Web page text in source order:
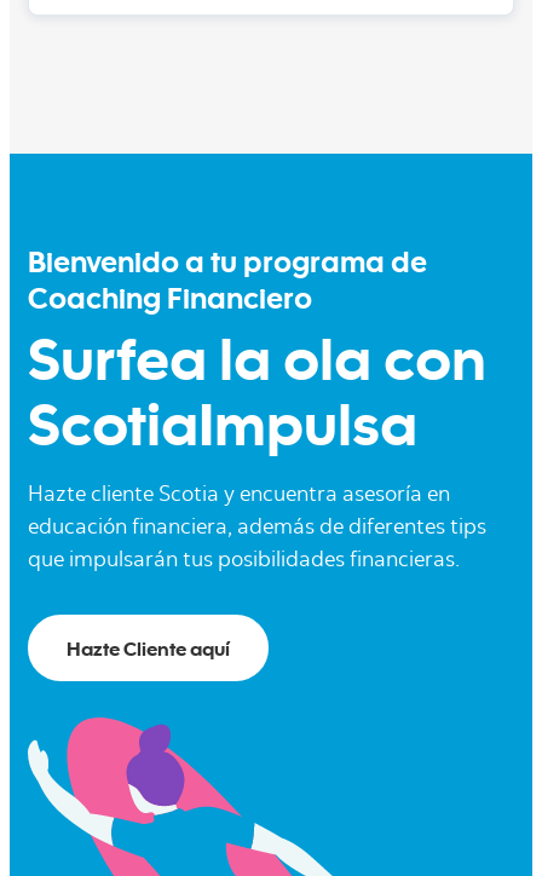
Bienvenido a tu programa de
Coaching Financiero
Surfea la ola con
ScotiaImpulsa
Hazte cliente Scotia y encuentra asesoría en
educación financiera, además de diferentes tips
que impulsarán tus posibilidades financieras.
Hazte Cliente aquí